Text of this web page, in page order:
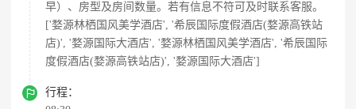
早）、房型及房间数量。若有信息不符可及时联系客服。
['婺源林栖国风美学酒店', '希辰国际度假酒店(婺源高铁站
店)', '婺源国际大酒店', '婺源林栖国风美学酒店', '希辰国际
度假酒店(婺源高铁站店)', '婺源国际大酒店']

行程：